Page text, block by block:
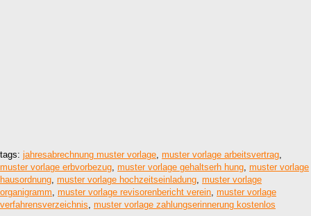
tags: jahresabrechnung muster vorlage, muster vorlage arbeitsvertrag,
muster vorlage erbvorbezug, muster vorlage gehaltserh hung, muster vorlage
hausordnung, muster vorlage hochzeitseinladung, muster vorlage
organigramm, muster vorlage revisorenbericht verein, muster vorlage
verfahrensverzeichnis, muster vorlage zahlungserinnerung kostenlos